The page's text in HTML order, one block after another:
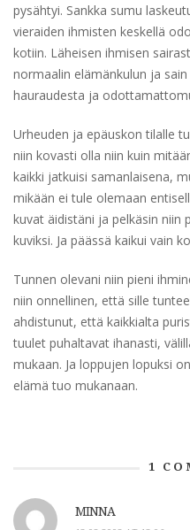
pysähtyi. Sankka sumu
vieraiden ihmisten keskellä
kotiin. Läheisen ihmisen
normaalin elämänkulun ja
hauraudesta ja
Urheuden ja epäuskon tilalle
niin kovasti olla niin kuin
kaikki jatkuisi samanlaisena,
mikään ei tule olemaan
kuvat äidistäni ja pelkäsin niin
kuviksi. Ja päässä kaikui vain
Tunnen olevani niin pieni
niin onnellinen, että sille
ahdistunut, että kaikkialta
tuulet puhaltavat ihanasti,
mukaan. Ja loppujen lopuksi
elämä tuo mukanaan.
1
MINNA